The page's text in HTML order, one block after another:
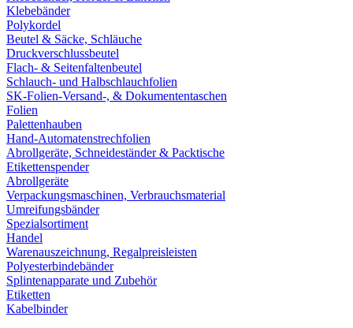
Klebebänder
Polykordel
Beutel & Säcke, Schläuche
Druckverschlussbeutel
Flach- & Seitenfaltenbeutel
Schlauch- und Halbschlauchfolien
SK-Folien-Versand-, & Dokumententaschen
Folien
Palettenhauben
Hand-Automatenstrechfolien
Abrollgeräte, Schneideständer & Packtische
Etikettenspender
Abrollgeräte
Verpackungsmaschinen, Verbrauchsmaterial
Umreifungsbänder
Spezialsortiment
Handel
Warenauszeichnung, Regalpreisleisten
Polyesterbindebänder
Splintenapparate und Zubehör
Etiketten
Kabelbinder